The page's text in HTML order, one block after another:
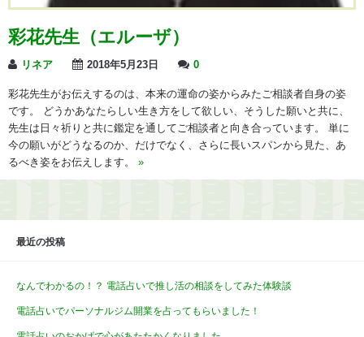
彩花先生（エルーザ）
リネア 2018年5月23日 0
彩花先生がお伝えするのは、本来の運命の姿からみたご相談者自身の姿
です。 どうかあなたらしい生き方をして欲しい、そうした願いと共に、
先生は日々祈りと共に鑑定を通してご相談者と向き合っています。 単に
今の願いがどうなるのか、だけでなく、さらに長いスパンから見た、あ
るべき姿をお伝えします。 »
最近の投稿
なんでわかるの！？ 電話占いで推し活の相談をしてみた体験談
電話占いでパーソナルジム開業を占ってもらいました！